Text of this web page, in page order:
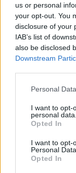
us or personal
your opt-out. You
disclosure of your
IAB’s list of
also be disclosed
Downstream
Personal
I want to opt-
personal data.
Opted In
I want to opt-
Personal Data.
Opted In
háznak